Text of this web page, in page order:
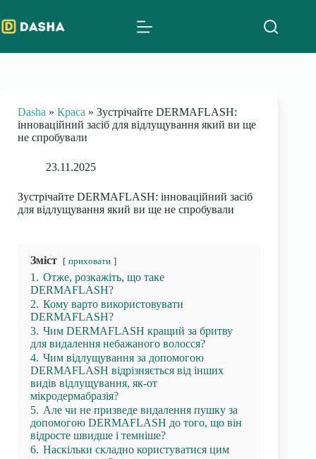
to
content
Dasha » Краса » Зустрічайте DERMAFLASH:
інноваційний засіб для відлущування який ви ще
не спробували
23.11.2025
Зустрічайте DERMAFLASH: інноваційний засіб
для відлущування який ви ще не спробували
Зміст приховати
1. Отже, розкажіть, що таке
DERMAFLASH?
2. Кому варто використовувати
DERMAFLASH?
3. Чим DERMAFLASH кращий за бритву
для видалення небажаного волосся?
4. Чим відлущування за допомогою
DERMAFLASH відрізняється від інших
видів відлущування, як-от
мікродермабразія?
5. Але чи не призведе видалення пушку за
допомогою DERMAFLASH до того, що він
відросте швидше і темніше?
6. Наскільки складно користуватися цим